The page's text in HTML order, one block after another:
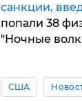
санкции,
попали 38
"Ночные
США